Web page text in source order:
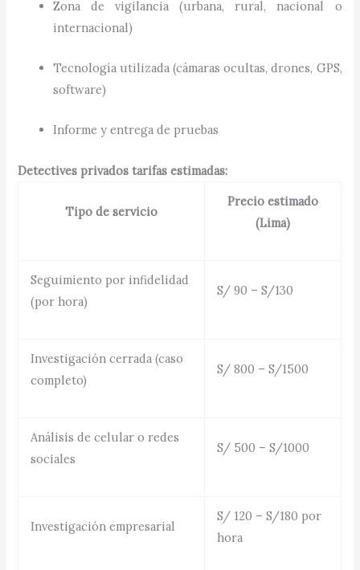
Zona de vigilancia (urbana, rural, nacional o
internacional)
Tecnología utilizada (cámaras ocultas, drones, GPS,
software)
Informe y entrega de pruebas
Detectives privados tarifas estimadas:
Tipo de servicio
Precio estimado
(Lima)
Seguimiento por infidelidad
(por hora)
S/ 90 – S/130
Investigación cerrada (caso
completo)
S/ 800 – S/1500
Análisis de celular o redes
sociales
S/ 500 – S/1000
Investigación empresarial
S/ 120 – S/180 por
hora